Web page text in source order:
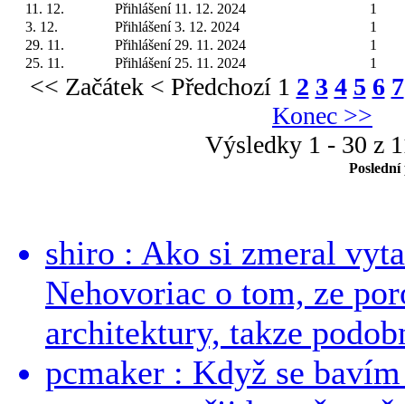
11. 12.
Přihlášení 11. 12. 2024
1
3. 12.
Přihlášení 3. 12. 2024
1
29. 11.
Přihlášení 29. 11. 2024
1
25. 11.
Přihlášení 25. 11. 2024 1
<< Začátek < Předchozí 1 2 3 4 5 6 7
Konec >>
Výsledky 1 - 30 z
shiro : Ako si zmeral
Nehovoriac o tom, ze
architektury, takze
pcmaker : Když se